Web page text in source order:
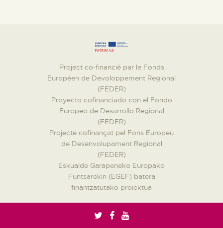
Project co-financié par le Fonds
Européen de Devoloppement Regional
(FEDER)
Proyecto cofinanciado con el Fondo
Europeo de Desarrollo Regional
(FEDER)
Projecte cofinançat pel Fons Europeu
de Desenvolupament Regional
(FEDER)
Eskualde Garapeneko Europako
Funtsarekin (EGEF) batera
finantzatutako proiektua